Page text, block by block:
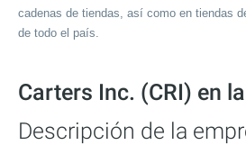
cadenas de tiendas, así como en tiendas
de todo el país.
Carters Inc. (CRI) en
Descripción de la